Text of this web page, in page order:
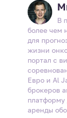
В
более чем
для
жизни
портал с
Евро и Al
брокеров
платформу
аренды